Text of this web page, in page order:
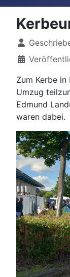
Details
Zum Kerbe
Umzug
Edmund
waren dabei.